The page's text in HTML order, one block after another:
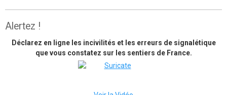
Alertez !
Déclarez en ligne les incivilités et les erreurs de signalétique
que vous constatez sur les sentiers de France.